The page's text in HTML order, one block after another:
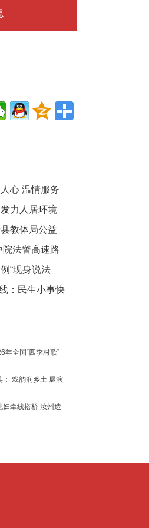
心 温情服务
力人居环境
教体局公益
法警高速路
“现身说法
：民生小事快
年全国“四季村歌”
： 戏韵润乡土 展演
妇牵线搭桥 汝州造